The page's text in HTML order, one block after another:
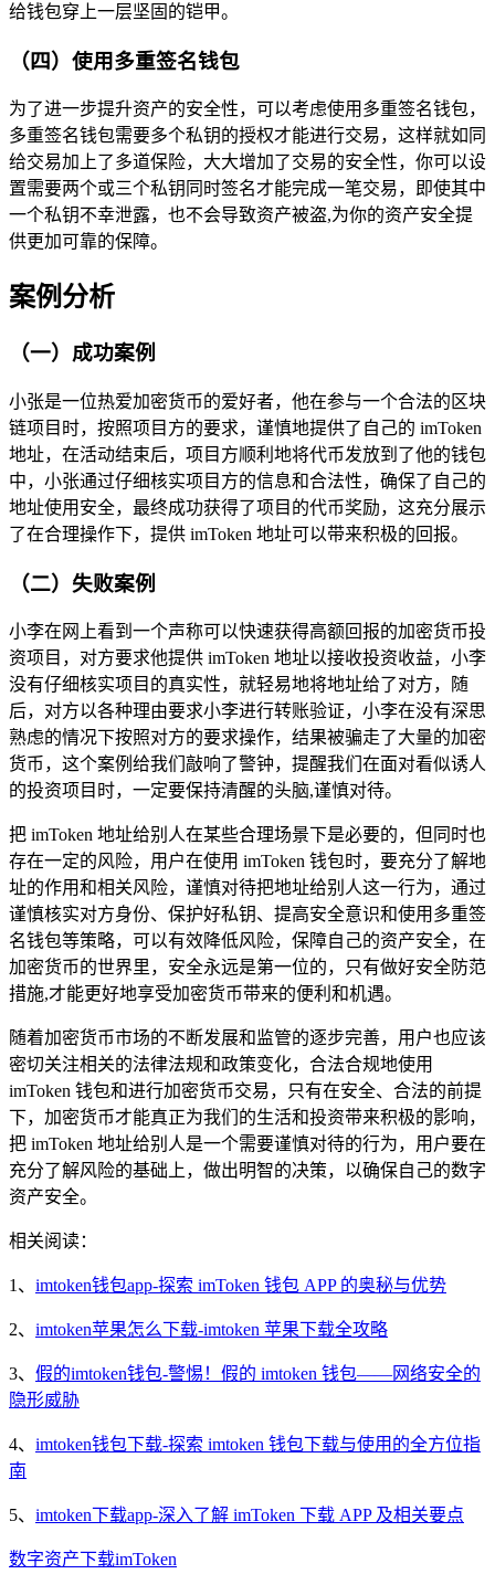
给钱包穿上一层坚固的铠甲。
（四）使用多重签名钱包
为了进一步提升资产的安全性，可以考虑使用多重签名钱包，
多重签名钱包需要多个私钥的授权才能进行交易，这样就如同
给交易加上了多道保险，大大增加了交易的安全性，你可以设
置需要两个或三个私钥同时签名才能完成一笔交易，即使其中
一个私钥不幸泄露，也不会导致资产被盗,为你的资产安全提
供更加可靠的保障。
案例分析
（一）成功案例
小张是一位热爱加密货币的爱好者，他在参与一个合法的区块
链项目时，按照项目方的要求，谨慎地提供了自己的 imToken
地址，在活动结束后，项目方顺利地将代币发放到了他的钱包
中，小张通过仔细核实项目方的信息和合法性，确保了自己的
地址使用安全，最终成功获得了项目的代币奖励，这充分展示
了在合理操作下，提供 imToken 地址可以带来积极的回报。
（二）失败案例
小李在网上看到一个声称可以快速获得高额回报的加密货币投
资项目，对方要求他提供 imToken 地址以接收投资收益，小李
没有仔细核实项目的真实性，就轻易地将地址给了对方，随
后，对方以各种理由要求小李进行转账验证，小李在没有深思
熟虑的情况下按照对方的要求操作，结果被骗走了大量的加密
货币，这个案例给我们敲响了警钟，提醒我们在面对看似诱人
的投资项目时，一定要保持清醒的头脑,谨慎对待。
把 imToken 地址给别人在某些合理场景下是必要的，但同时也
存在一定的风险，用户在使用 imToken 钱包时，要充分了解地
址的作用和相关风险，谨慎对待把地址给别人这一行为，通过
谨慎核实对方身份、保护好私钥、提高安全意识和使用多重签
名钱包等策略，可以有效降低风险，保障自己的资产安全，在
加密货币的世界里，安全永远是第一位的，只有做好安全防范
措施,才能更好地享受加密货币带来的便利和机遇。
随着加密货币市场的不断发展和监管的逐步完善，用户也应该
密切关注相关的法律法规和政策变化，合法合规地使用
imToken 钱包和进行加密货币交易，只有在安全、合法的前提
下，加密货币才能真正为我们的生活和投资带来积极的影响，
把 imToken 地址给别人是一个需要谨慎对待的行为，用户要在
充分了解风险的基础上，做出明智的决策，以确保自己的数字
资产安全。
相关阅读：
1、 imtoken钱包app-探索 imToken 钱包 APP 的奥秘与优势
2、 imtoken苹果怎么下载-imtoken 苹果下载全攻略
3、 假的imtoken钱包-警惕！假的 imtoken 钱包——网络安全的
隐形威胁
4、 imtoken钱包下载-探索 imtoken 钱包下载与使用的全方位指
南
5、 imtoken下载app-深入了解 imToken 下载 APP 及相关要点
数字资产下载imToken